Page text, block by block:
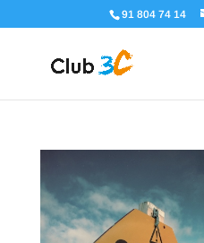
91 804 74 14